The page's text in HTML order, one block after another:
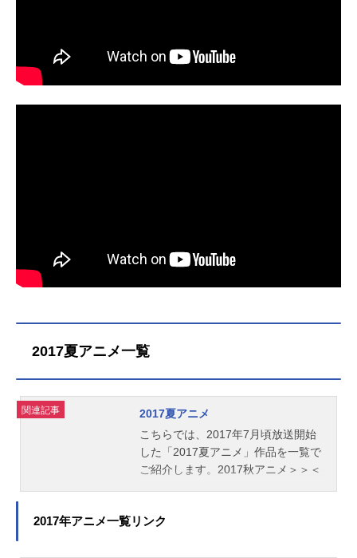
2017夏アニメ一覧
関連記事
2017夏アニメ
こちらでは、2017年7月頃放送開始
した「2017夏アニメ」作品を一覧で
ご紹介します。2017秋アニメ＞＞＜
2017年アニメ一覧リンク